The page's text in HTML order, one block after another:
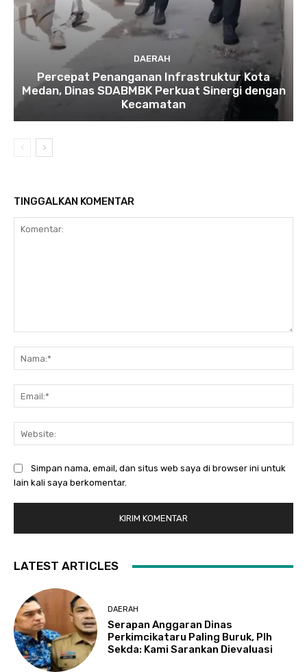
DAERAH
Percepat Penanganan Infrastruktur Kota
Medan, Dinas SDABMBK Perkuat Sinergi dengan
Kecamatan
TINGGALKAN KOMENTAR
Simpan nama, email, dan situs web saya di browser ini untuk
lain kali saya berkomentar.
LATEST ARTICLES
DAERAH
Serapan Anggaran Dinas
Perkimcikataru Paling Buruk, Plh
Sekda: Kami Sarankan Dievaluasi